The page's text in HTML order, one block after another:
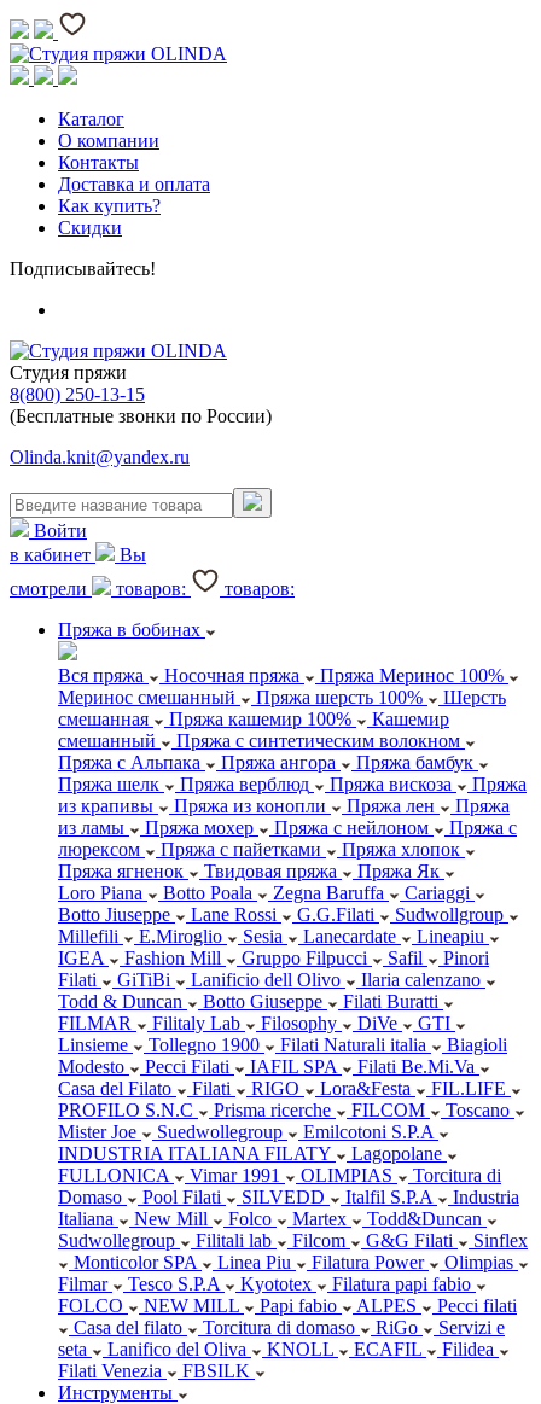
Каталог
О компании
Контакты
Доставка и оплата
Как купить?
Скидки
Подписывайтесь!
Студия пряжи
8(800) 250-13-15
(Бесплатные звонки по России)
Olinda.knit@yandex.ru
Войти
в кабинет
Вы
смотрели
товаров:
товаров:
Пряжа в бобинах
Вся пряжа Носочная пряжа
Пряжа Меринос 100%
Меринос смешанный
Пряжа шерсть 100%
Шерсть
смешанная
Пряжа кашемир 100%
Кашемир
смешанный
Пряжа с синтетическим волокном
Пряжа с Альпака
Пряжа ангора
Пряжа бамбук
Пряжа шелк
Пряжа верблюд Пряжа вискоза
Пряжа
из крапивы
Пряжа из конопли Пряжа лен
Пряжа
из ламы
Пряжа мохер Пряжа с нейлоном
Пряжа с
люрексом
Пряжа с пайетками
Пряжа хлопок
Пряжа ягненок
Твидовая пряжа
Пряжа Як
Loro Piana
Botto Poala Zegna Baruffa
Cariaggi
Botto Jiuseppe
Lane Rossi G.G.Filati
Sudwollgroup
Millefili
E.Miroglio Sesia Lanecardate
Lineapiu
IGEA
Fashion Mill Gruppo Filpucci Safil
Pinori
Filati
GiTiBi Lanificio dell Olivo
Ilaria calenzano
Todd & Duncan
Botto Giuseppe
Filati Buratti
FILMAR
Filitaly Lab Filosophy DiVe
GTI
Linsieme
Tollegno 1900 Filati Naturali italia
Biagioli
Modesto
Pecci Filati IAFIL SPA
Filati Be.Mi.Va
Casa del Filato
Filati RIGO Lora&Festa
FIL.LIFE
PROFILO S.N.C
Prisma ricerche FILCOM
Toscano
Mister Joe
Suedwollegroup
Emilcotoni S.P.A
INDUSTRIA ITALIANA FILATY
Lagopolane
FULLONICA
Vimar 1991 OLIMPIAS
Torcitura di
Domaso
Pool Filati SILVEDD Italfil S.P.A
Industria
Italiana
New Mill Folco Martex
Todd&Duncan
Sudwollegroup
Filitali lab Filcom G&G Filati
Sinflex
Monticolor SPA
Linea Piu Filatura Power
Olimpias
Filmar
Tesco S.P.A Kyototex
Filatura papi fabio
FOLCO
NEW MILL Papi fabio ALPES
Pecci filati
Casa del filato
Torcitura di domaso RiGo
Servizi e
seta
Lanifico del Oliva KNOLL ECAFIL
Filidea
Filati Venezia
FBSILK
Инструменты